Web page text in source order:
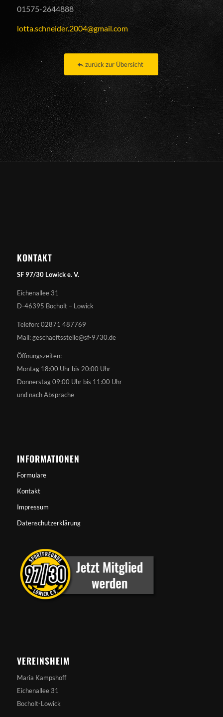
01575-2644888
lotta.schneider.2004@gmail.com
zurück zur Übersicht
KONTAKT
SF 97/30 Lowick e. V.
Eichenallee 31
D-46395 Bocholt – Lowick
Telefon: 02871 487769
Mail: geschaeftsstelle@sf-9730.de
Öffnungszeiten:
Montag 18:00 Uhr bis 20:00 Uhr
Donnerstag 09:00 Uhr bis 11:00 Uhr
und nach Absprache
INFORMATIONEN
Formulare
Kontakt
Impressum
Datenschutzerklärung
VEREINSHEIM
Maria Kampshoff
Eichenallee 31
Bocholt-Lowick